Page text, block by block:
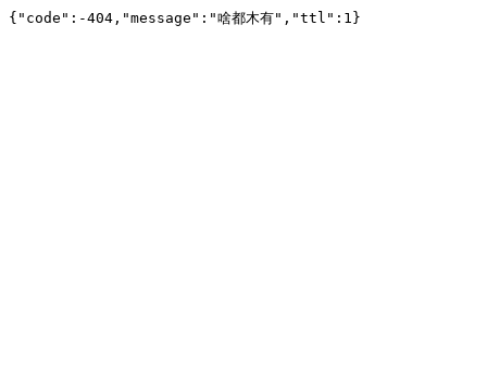
{"code":-404,"message":"啥都木有","ttl":1}